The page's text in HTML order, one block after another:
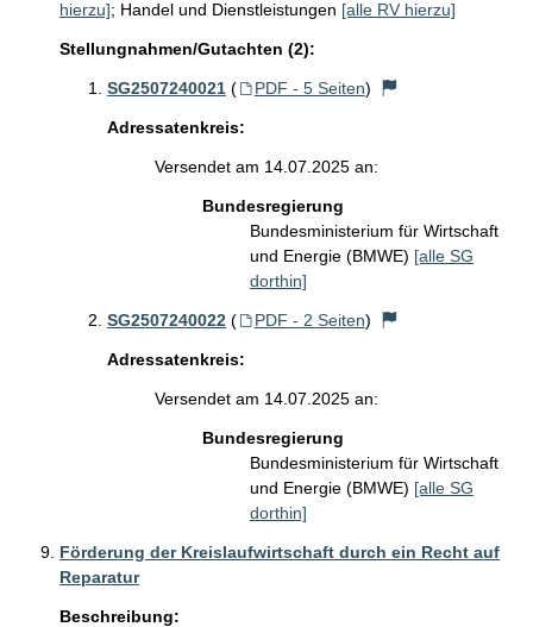
hierzu]; Handel und Dienstleistungen [alle RV hierzu]
Stellungnahmen/Gutachten (2):
SG2507240021 ( PDF - 5 Seiten)
Adressatenkreis:
Versendet am 14.07.2025 an:
Bundesregierung
Bundesministerium für Wirtschaft
und Energie (BMWE) [alle SG
dorthin]
SG2507240022 ( PDF - 2 Seiten)
Adressatenkreis:
Versendet am 14.07.2025 an:
Bundesregierung
Bundesministerium für Wirtschaft
und Energie (BMWE) [alle SG
dorthin]
Förderung der Kreislaufwirtschaft durch ein Recht auf
Reparatur
Beschreibung: